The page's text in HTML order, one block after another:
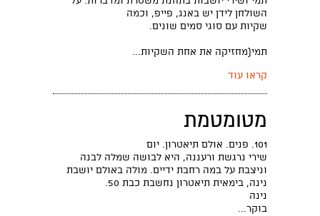
השולחן לידן יש באנג, פייפ, וכמה
שקיות עם סוגי סמים שונים.
תמי(מחזיקה את אחת השקיות...
קראו עוד
מטומטמת
101. פנים. אולם תיאטרון. יום
שירי נרגשת ורעננה, היא לבושה שמלה לבנה
וניצבת על במה רחבת ידיים. מולה באולם יושבת
נינה, בימאית תיאטרון נחשבת כבת 50.
נינה
בוקר...